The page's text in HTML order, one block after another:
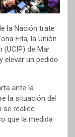
la Nación trate
Fría, la Unión
(UCIP) de Mar
elevar un pedido
ante la
la situación del
se realice
que la medida